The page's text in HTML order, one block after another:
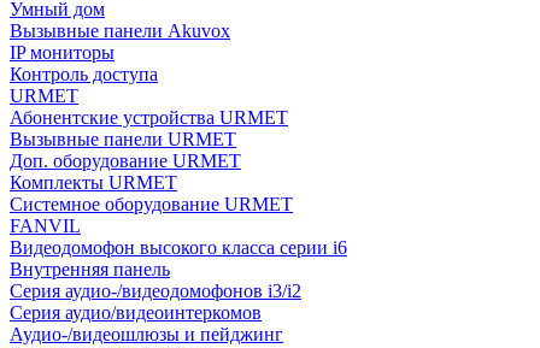
Умный дом
Вызывные панели Akuvox
IP мониторы
Контроль доступа
URMET
Абонентские устройства URMET
Вызывные панели URMET
Доп. оборудование URMET
Комплекты URMET
Системное оборудование URMET
FANVIL
Видеодомофон высокого класса серии i6
Внутренняя панель
Серия аудио-/видеодомофонов i3/i2
Серия аудио/видеоинтеркомов
Аудио-/видеошлюзы и пейджинг